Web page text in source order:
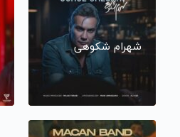
شهرام شکوهی